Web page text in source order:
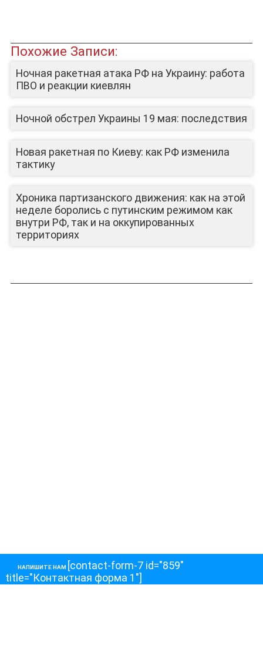
Похожие Записи:
Ночная ракетная атака РФ на Украину: работа
ПВО и реакции киевлян
Ночной обстрел Украины 19 мая: последствия
Новая ракетная по Киеву: как РФ изменила
тактику
Хроника партизанского движения: как на этой
неделе боролись с путинским режимом как
внутри РФ, так и на оккупированных
территориях
НАПИШИТЕ НАМ [contact-form-7 id="859"
title="Контактная форма 1"]